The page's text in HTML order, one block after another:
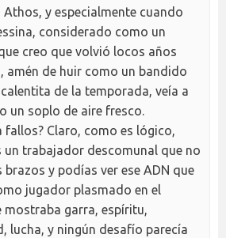
Athos, y especialmente cuando
considerado como un
creo que volvió locos años
amén de huir como un bandido
de la temporada, veía a
un soplo de aire fresco.
fallos? Claro, como es lógico,
un trabajador descomunal que no
brazos y podías ver ese ADN que
jugador plasmado en el
mostraba garra, espíritu,
lucha, y ningún desafío parecía